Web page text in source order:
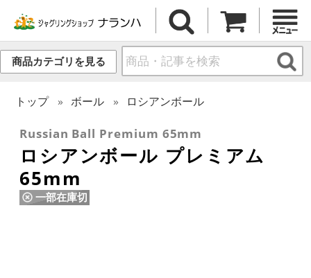
商品カテゴリを見る
トップ ボール ロシアンボール
Russian Ball Premium 65mm
ロシアンボール プレミアム
65mm
一部在庫切